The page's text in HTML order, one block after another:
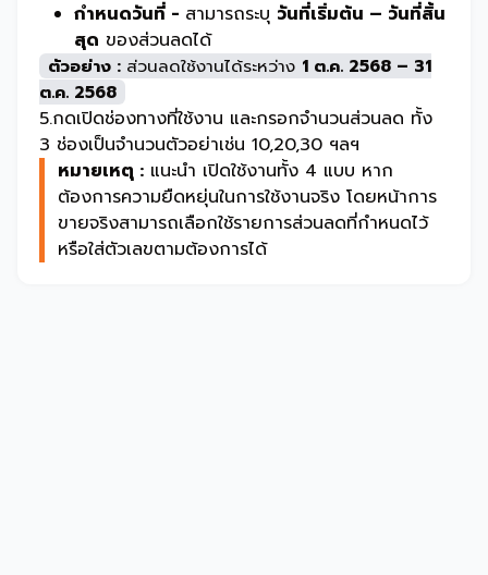
กำหนดวันที่ - สามารถระบุ วันที่เริ่มต้น – วันที่สิ้น
สุด ของส่วนลดได้
ตัวอย่าง : ส่วนลดใช้งานได้ระหว่าง 1 ต.ค. 2568 – 31
ต.ค. 2568
5.กดเปิดช่องทางที่ใช้งาน และกรอกจำนวนส่วนลด ทั้ง
3 ช่องเป็นจำนวนตัวอย่าเช่น 10,20,30 ฯลฯ
หมายเหตุ : แนะนำ เปิดใช้งานทั้ง 4 แบบ หาก
ต้องการความยืดหยุ่นในการใช้งานจริง โดยหน้าการ
ขายจริงสามารถเลือกใช้รายการส่วนลดที่กำหนดไว้
หรือใส่ตัวเลขตามต้องการได้